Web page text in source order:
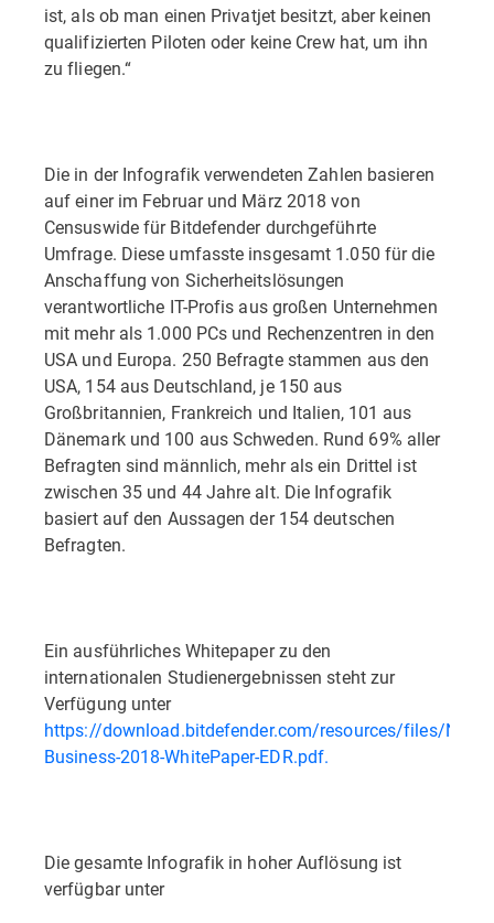
ist, als ob man einen Privatjet besitzt, aber keinen
qualifizierten Piloten oder keine Crew hat, um ihn
zu fliegen.“
Die in der Infografik verwendeten Zahlen basieren
auf einer im Februar und März 2018 von
Censuswide für Bitdefender durchgeführte
Umfrage. Diese umfasste insgesamt 1.050 für die
Anschaffung von Sicherheitslösungen
verantwortliche IT-Profis aus großen Unternehmen
mit mehr als 1.000 PCs und Rechenzentren in den
USA und Europa. 250 Befragte stammen aus den
USA, 154 aus Deutschland, je 150 aus
Großbritannien, Frankreich und Italien, 101 aus
Dänemark und 100 aus Schweden. Rund 69% aller
Befragten sind männlich, mehr als ein Drittel ist
zwischen 35 und 44 Jahre alt. Die Infografik
basiert auf den Aussagen der 154 deutschen
Befragten.
Ein ausführliches Whitepaper zu den
internationalen Studienergebnissen steht zur
Verfügung unter
https://download.bitdefender.com/resources/files/
Business-2018-WhitePaper-EDR.pdf.
Die gesamte Infografik in hoher Auflösung ist
verfügbar unter